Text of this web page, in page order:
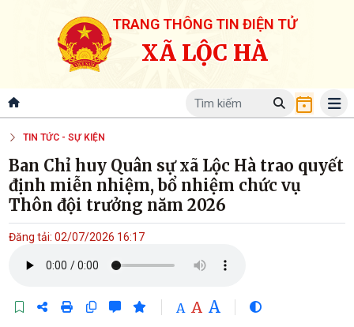
TRANG THÔNG TIN ĐIỆN TỬ
XÃ LỘC HÀ
TIN TỨC - SỰ KIỆN
Ban Chỉ huy Quân sự xã Lộc Hà trao quyết
định miễn nhiệm, bổ nhiệm chức vụ
Thôn đội trưởng năm 2026
Đăng tải: 02/07/2026 16:17
A A A